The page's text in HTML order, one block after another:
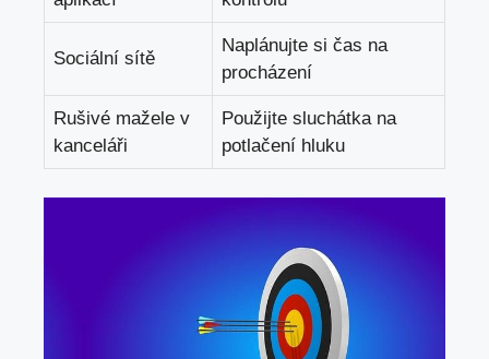
Sociální sítě
Naplánujte si čas na
procházení
Rušivé mažele v
kanceláři
Použijte sluchátka na
potlačení hluku